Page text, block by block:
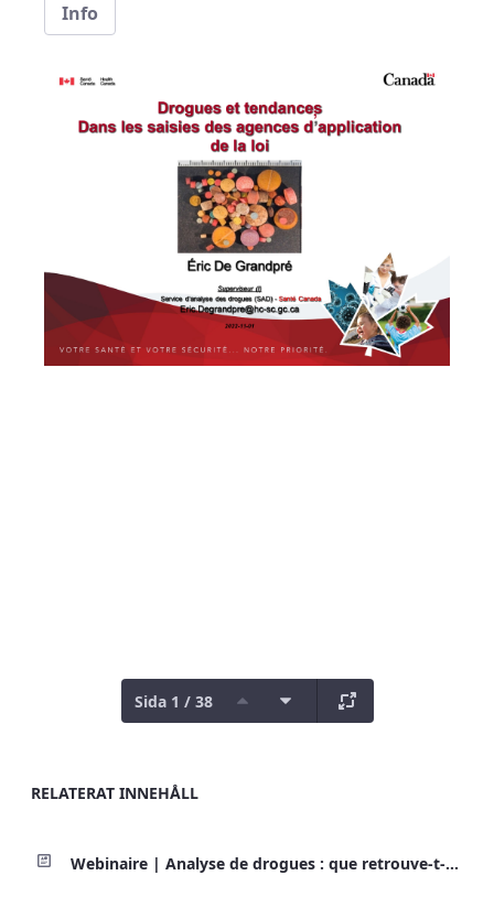
Info
Sida 1 / 38
RELATERAT INNEHÅLL
Webinaire | Analyse de drogues : que retrouve-t-on dans l’urine des consommateurs et dans les saisies au Québec?